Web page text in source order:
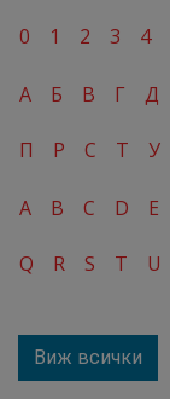
0 1 2 3 4
А Б В Г Д
П Р С Т У
A B C D E
Q R S T U
Виж всички